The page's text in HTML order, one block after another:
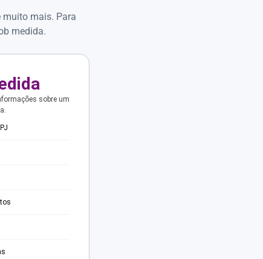
muito mais. Para
medida.
sobre um